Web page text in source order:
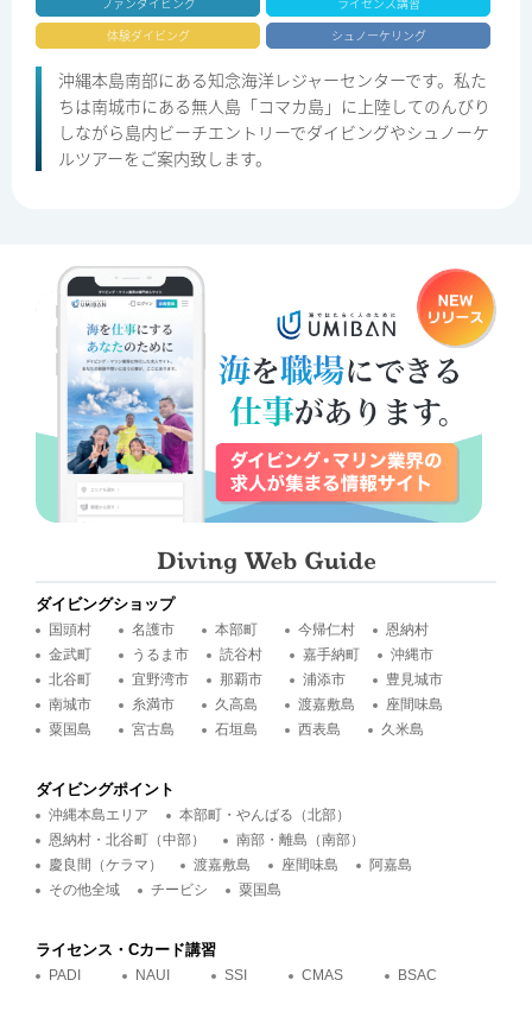
体験ダイビング
シュノーケリング
沖縄本島南部にある知念海洋レジャーセンターです。私た
ちは南城市にある無人島「コマカ島」に上陸してのんびり
しながら島内ビーチエントリーでダイビングやシュノーケ
ルツアーをご案内致します。
ダイビングショップ
国頭村 名護市 本部町 今帰仁村
恩納村
金武町
うるま市 読谷村 嘉手納町
沖縄市
北谷町
宜野湾市 那覇市 浦添市
豊見城市
南城市
糸満市 久高島 渡嘉敷島
座間味島
粟国島
宮古島 石垣島 西表島 久米島
ダイビングポイント
沖縄本島エリア
本部町・やんばる（北部）
恩納村・北谷町（中部）
南部・離島（南部）
慶良間（ケラマ）
渡嘉敷島 座間味島
阿嘉島
その他全域
チービシ 粟国島
ライセンス・Cカード講習
PADI NAUI SSI CMAS BSAC